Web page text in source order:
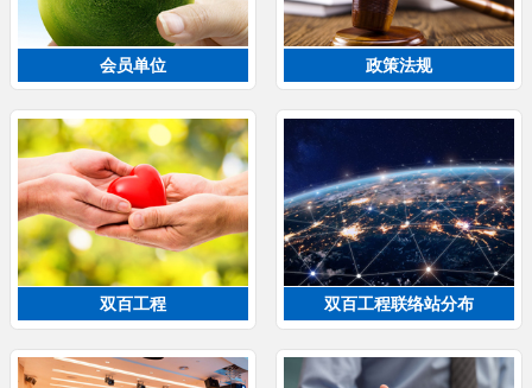
会员单位 政策法规
双百工程 双百工程联络站分布